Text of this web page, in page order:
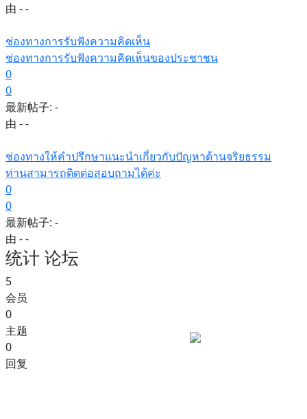
由 --
ช่องทางการรับฟังความคิดเห็น
ช่องทางการรับฟังความคิดเห็นของประชาชน
0
0
最新帖子: -
由 --
ช่องทางให้คำปรึกษาแนะนำเกี่ยวกับปัญหาด้านจริยธรรม
ท่านสามารถติดต่อสอบถามได้ค่ะ
0
0
最新帖子: -
由 --
统计 论坛
5
会员
0
主题
0
回复